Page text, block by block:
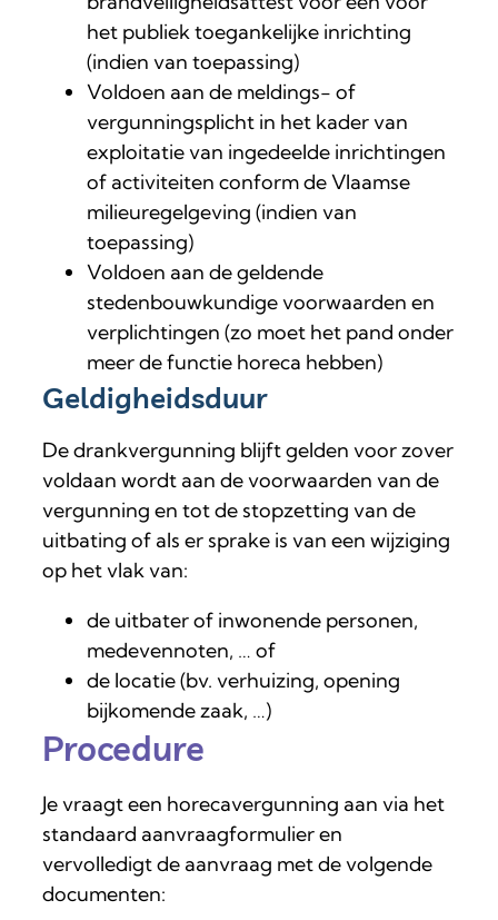
het publiek toegankelijke inrichting
(indien van toepassing)
Voldoen aan de meldings- of
vergunningsplicht in het kader van
exploitatie van ingedeelde inrichtingen
of activiteiten conform de Vlaamse
milieuregelgeving (indien van
toepassing)
Voldoen aan de geldende
stedenbouwkundige voorwaarden en
verplichtingen (zo moet het pand onder
meer de functie horeca hebben)
Geldigheidsduur
De drankvergunning blijft gelden voor zover
voldaan wordt aan de voorwaarden van de
vergunning en tot de stopzetting van de
uitbating of als er sprake is van een wijziging
op het vlak van:
de uitbater of inwonende personen,
medevennoten, … of
de locatie (bv. verhuizing, opening
bijkomende zaak, …)
Procedure
Je vraagt een horecavergunning aan via het
standaard aanvraagformulier en
vervolledigt de aanvraag met de volgende
documenten: